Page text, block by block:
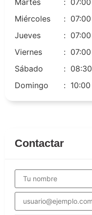
Martes
: 07:00
Miércoles
: 07:00
Jueves
: 07:00
Viernes
: 07:00
Sábado
: 08:30
Domingo
: 10:00
Contactar